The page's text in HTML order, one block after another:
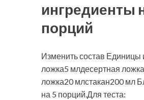
ингредиенты
порций
Изменить состав Единицы
ложка5 млдесертная
ложка20 млстакан200 мл
на 5 порций.Для теста: